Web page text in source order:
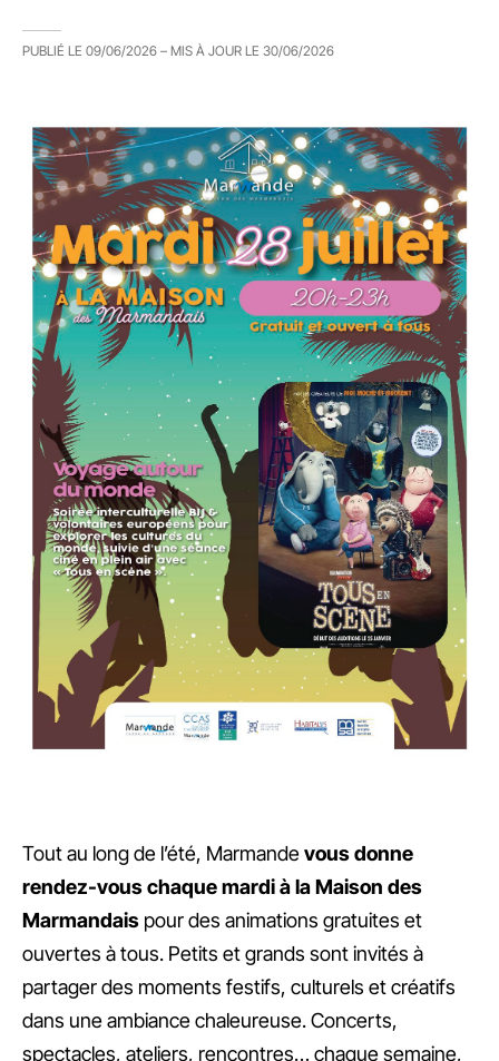
PUBLIÉ LE 09/06/2026 – MIS À JOUR LE 30/06/2026
Tout au long de l’été, Marmandevous donne
rendez-vous chaque mardi à la Maison des
Marmandais pour des animations gratuites et
ouvertes à tous. Petits et grands sont invités à
partager des moments festifs, culturels et créatifs
dans une ambiance chaleureuse. Concerts,
spectacles, ateliers, rencontres… chaque semaine,